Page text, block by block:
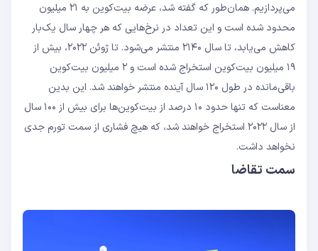
می‌پردازیم. همان‌طور که گفته شد، عرضه بیت‌کوین به ۲۱ میلیون
محدود شده است و این تعداد در نرخ‌هایی که هر چهار سال یک‌بار
کاهش می‌یابد، تا سال ۲۱۴۰ منتشر می‌شود. تا ژوئن ۲۰۲۲، بیش از
۱۹ میلیون بیت‌کوین استخراج شده است و ۲ میلیون بیت‌کوین
باقی‌مانده در طول ۱۲۰ سال آینده منتشر خواهند شد. این بدین
معناست که تنها حدود ۱۰ درصد از بیت‌کوین‌ها برای بیش از ۱۰۰ سال
از سال ۲۰۲۲ استخراج خواهند شد، که هیچ فشاری از سمت تورم جدی
نخواهد داشت.
سمت تقاضا